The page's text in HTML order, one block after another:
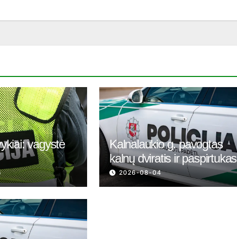
vagystė
Kalnalaukio g. pavogtas
kalnų dviratis ir paspirtukas
2026-08-04